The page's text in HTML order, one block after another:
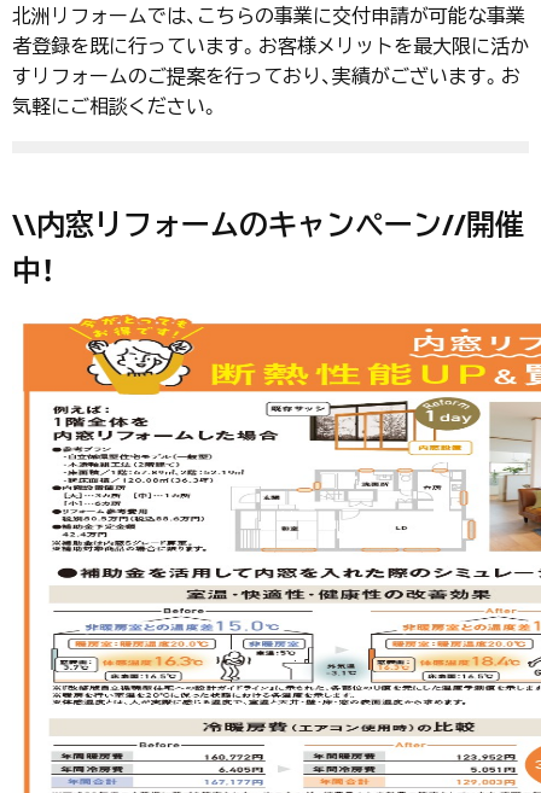
北洲リフォームでは、こちらの事業に交付申請が可能な事業
者登録を既に行っています。お客様メリットを最大限に活か
すリフォームのご提案を行っており、実績がございます。お
気軽にご相談ください。
\\内窓リフォームのキャンペーン//開催
中！